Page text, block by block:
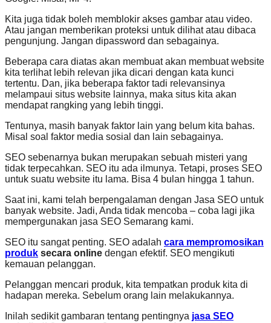
Kita juga tidak boleh memblokir akses gambar atau video.
Atau jangan memberikan proteksi untuk dilihat atau dibaca
pengunjung. Jangan dipassword dan sebagainya.
Beberapa cara diatas akan membuat akan membuat website
kita terlihat lebih relevan jika dicari dengan kata kunci
tertentu. Dan, jika beberapa faktor tadi relevansinya
melampaui situs website lainnya, maka situs kita akan
mendapat rangking yang lebih tinggi.
Tentunya, masih banyak faktor lain yang belum kita bahas.
Misal soal faktor media sosial dan lain sebagainya.
SEO sebenarnya bukan merupakan sebuah misteri yang
tidak terpecahkan. SEO itu ada ilmunya. Tetapi, proses SEO
untuk suatu website itu lama. Bisa 4 bulan hingga 1 tahun.
Saat ini, kami telah berpengalaman dengan Jasa SEO untuk
banyak website. Jadi, Anda tidak mencoba – coba lagi jika
mempergunakan jasa SEO Semarang kami.
SEO itu sangat penting. SEO adalah cara mempromosikan
produk secara online dengan efektif. SEO mengikuti
kemauan pelanggan.
Pelanggan mencari produk, kita tempatkan produk kita di
hadapan mereka. Sebelum orang lain melakukannya.
Inilah sedikit gambaran tentang pentingnya jasa SEO